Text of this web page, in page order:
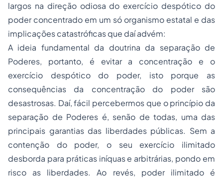
largos na direção odiosa do exercício despótico do
poder concentrado em um só organismo estatal e das
implicações catastróficas que daí advém:
A ideia fundamental da doutrina da separação de
Poderes, portanto, é evitar a concentração e o
exercício despótico do poder, isto porque as
consequências da concentração do poder são
desastrosas. Daí, fácil percebermos que o princípio da
separação de Poderes é, senão de todas, uma das
principais garantias das liberdades públicas. Sem a
contenção do poder, o seu exercício ilimitado
desborda para práticas iníquas e arbitrárias, pondo em
risco as liberdades. Ao revés, poder ilimitado é